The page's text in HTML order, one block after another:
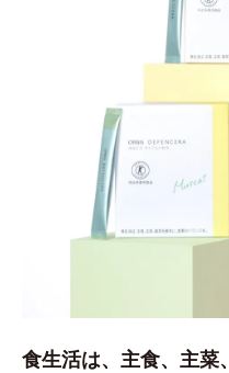
食生活は、主食、主菜